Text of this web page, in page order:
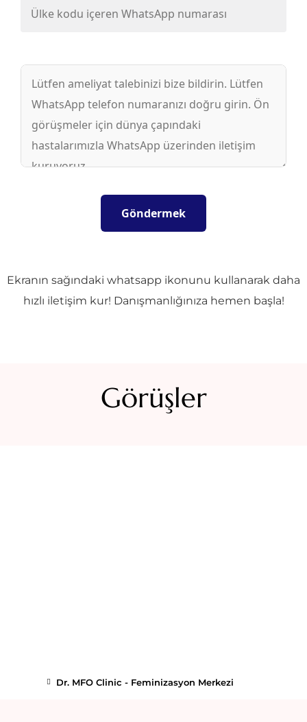
Ekranın sağındaki whatsapp ikonunu kullanarak daha
hızlı iletişim kur! Danışmanlığınıza hemen başla!
Görüşler
Dr. MFO Clinic - Feminizasyon Merkezi